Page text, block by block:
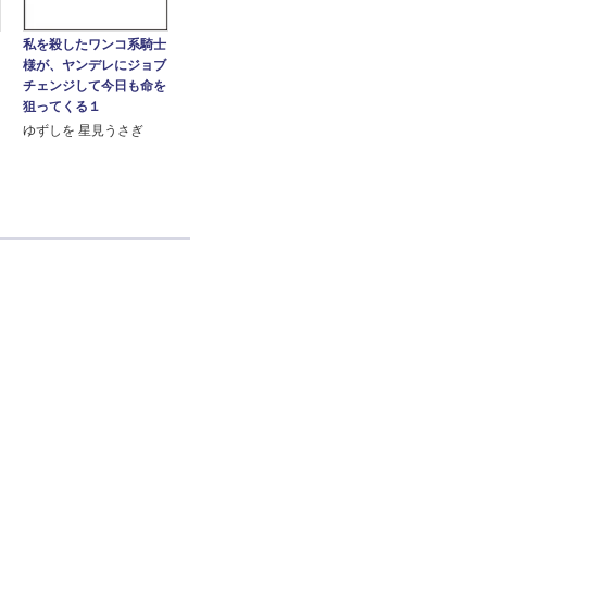
私を殺したワンコ系騎士
様が、ヤンデレにジョブ
チェンジして今日も命を
狙ってくる１
ゆずしを 星見うさぎ